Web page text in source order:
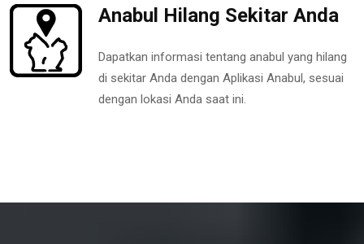
Anabul Hilang Sekitar Anda
Dapatkan informasi tentang anabul yang hilang
di sekitar Anda dengan Aplikasi Anabul, sesuai
dengan lokasi Anda saat ini.